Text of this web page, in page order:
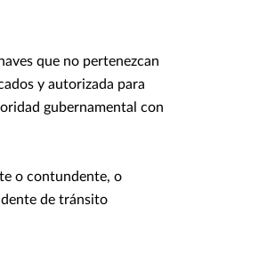
que no pertenezcan
y autorizada para
gubernamental con
o contundente, o
de tránsito